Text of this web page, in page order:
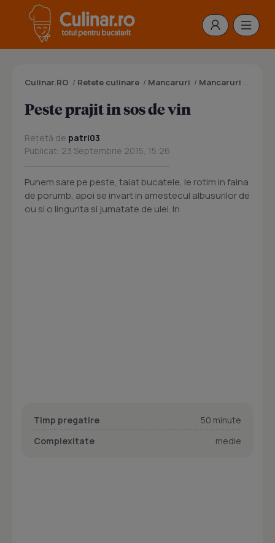
Culinar.RO / Retete culinare / Mancaruri / Mancaruri cu peste
Peste prajit in sos de vin
Rețetă de patri03
Publicat: 23 Septembrie 2015, 15:26
Punem sare pe peste, taiat bucatele, le rotim in faina
de porumb, apoi se invart in amestecul albusurilor de
ou si o lingurita si jumatate de ulei. In
Timp pregatire
50 minute
Complexitate
medie